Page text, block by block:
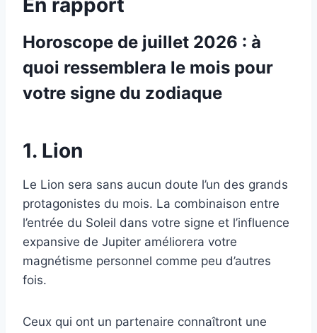
En rapport
Horoscope de juillet 2026 : à
quoi ressemblera le mois pour
votre signe du zodiaque
1. Lion
Le Lion sera sans aucun doute l’un des grands
protagonistes du mois. La combinaison entre
l’entrée du Soleil dans votre signe et l’influence
expansive de Jupiter améliorera votre
magnétisme personnel comme peu d’autres
fois.
Ceux qui ont un partenaire connaîtront une